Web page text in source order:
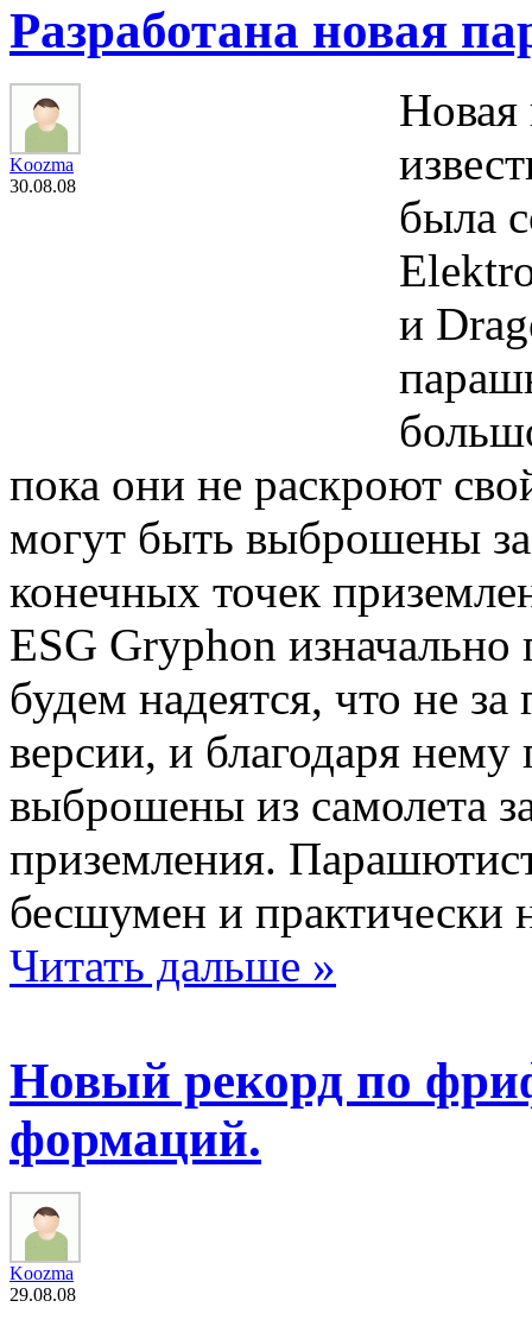
Разработана новая
Koozma
30.08.08
Новая
была
и
пока они не раскроют
могут быть выброшены
конечных точек
ESG Gryphon изначально
будем надеятся, что не
версии, и благодаря
выброшены из самолета
приземления.
бесшумен и практически
Читать дальше »
Новый рекорд по
формаций.
Koozma
29.08.08